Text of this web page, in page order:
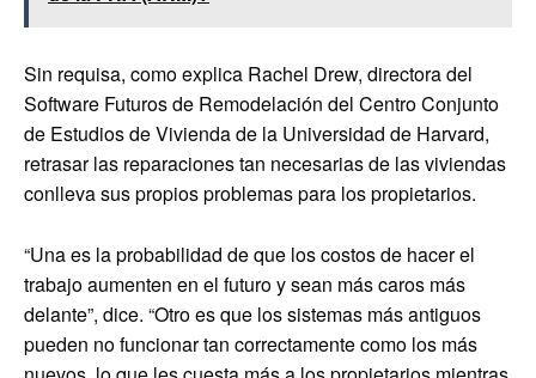
Sin requisa, como explica Rachel Drew, directora del
Software Futuros de Remodelación del Centro Conjunto
de Estudios de Vivienda de la Universidad de Harvard,
retrasar las reparaciones tan necesarias de las viviendas
conlleva sus propios problemas para los propietarios.
“Una es la probabilidad de que los costos de hacer el
trabajo aumenten en el futuro y sean más caros más
delante”, dice. “Otro es que los sistemas más antiguos
pueden no funcionar tan correctamente como los más